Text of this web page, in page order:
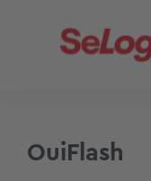
OuiFlash